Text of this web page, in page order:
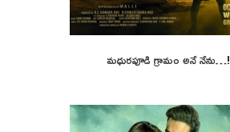
మధురపూడి గ్రామం అనే నేను…!